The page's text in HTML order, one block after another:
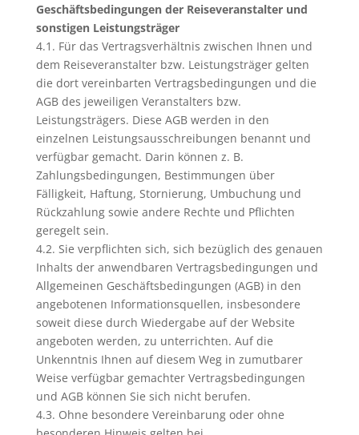
Geschäftsbedingungen der Reiseveranstalter und
sonstigen Leistungsträger
4.1. Für das Vertragsverhältnis zwischen Ihnen und
dem Reiseveranstalter bzw. Leistungsträger gelten
die dort vereinbarten Vertragsbedingungen und die
AGB des jeweiligen Veranstalters bzw.
Leistungsträgers. Diese AGB werden in den
einzelnen Leistungsausschreibungen benannt und
verfügbar gemacht. Darin können z. B.
Zahlungsbedingungen, Bestimmungen über
Fälligkeit, Haftung, Stornierung, Umbuchung und
Rückzahlung sowie andere Rechte und Pflichten
geregelt sein.
4.2. Sie verpflichten sich, sich bezüglich des genauen
Inhalts der anwendbaren Vertragsbedingungen und
Allgemeinen Geschäftsbedingungen (AGB) in den
angebotenen Informationsquellen, insbesondere
soweit diese durch Wiedergabe auf der Website
angeboten werden, zu unterrichten. Auf die
Unkenntnis Ihnen auf diesem Weg in zumutbarer
Weise verfügbar gemachter Vertragsbedingungen
und AGB können Sie sich nicht berufen.
4.3. Ohne besondere Vereinbarung oder ohne